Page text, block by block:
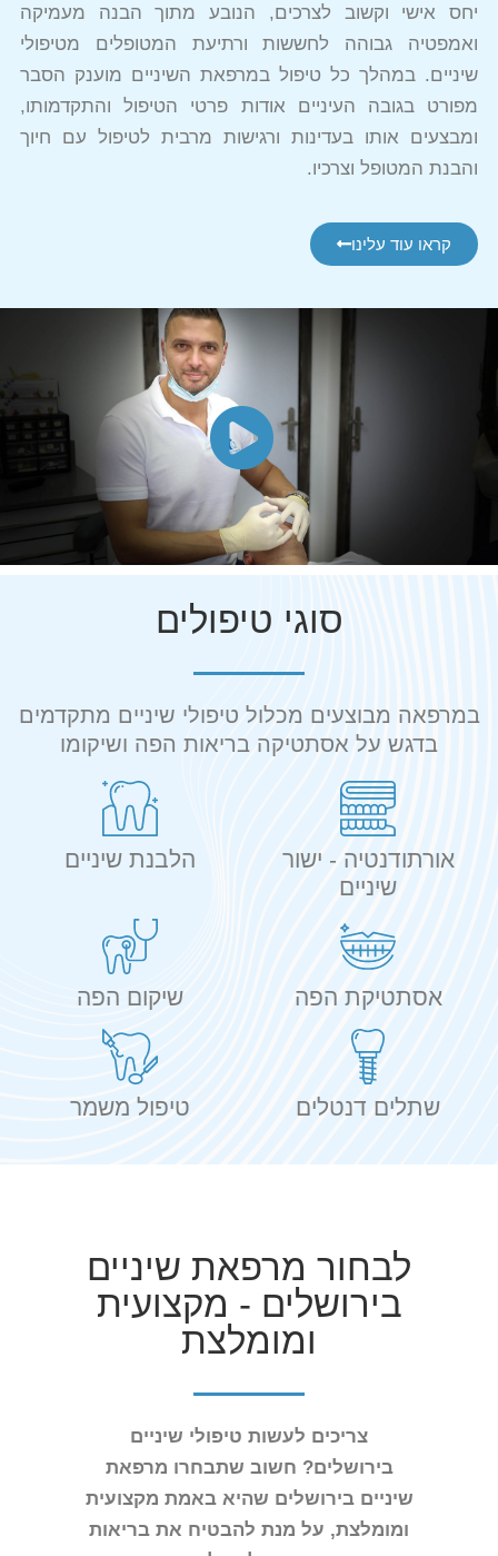
יחס אישי וקשוב לצרכים, הנובע מתוך הבנה מעמיקה
ואמפטיה גבוהה לחששות ורתיעת המטופלים מטיפולי
שיניים. במהלך כל טיפול במרפאת השיניים מוענק הסבר
מפורט בגובה העיניים אודות פרטי הטיפול והתקדמותו,
ומבצעים אותו בעדינות ורגישות מרבית לטיפול עם חיוך
והבנת המטופל וצרכיו.
קראו עוד עלינו
סוגי טיפולים
במרפאה מבוצעים מכלול טיפולי שיניים מתקדמים
בדגש על אסתטיקה בריאות הפה ושיקומו
אורתודנטיה - ישור
שיניים
הלבנת שיניים
אסתטיקת הפה שיקום הפה
שתלים דנטלים טיפול משמר
לבחור מרפאת שיניים
בירושלים - מקצועית
ומומלצת
צריכים לעשות טיפולי שיניים
בירושלים? חשוב שתבחרו מרפאת
שיניים בירושלים שהיא באמת מקצועית
ומומלצת, על מנת להבטיח את בריאות